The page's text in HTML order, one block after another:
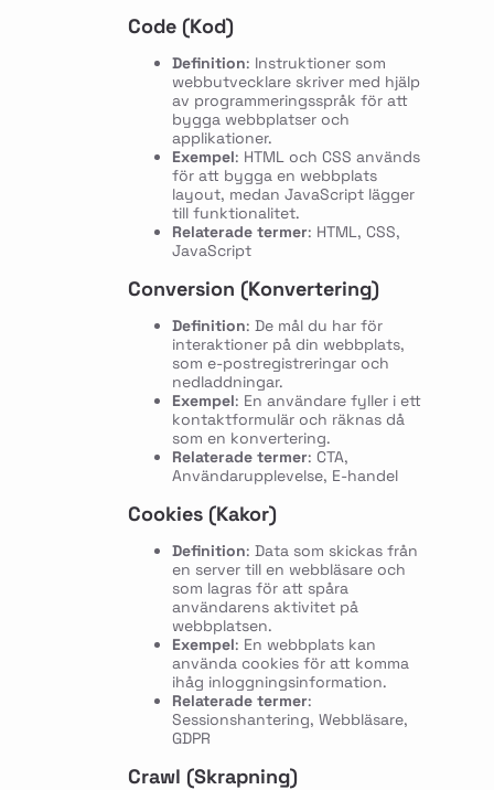
Code (Kod)
Definition: Instruktioner som
webbutvecklare skriver med hjälp
av programmeringsspråk för att
bygga webbplatser och
applikationer.
Exempel: HTML och CSS används
för att bygga en webbplats
layout, medan JavaScript lägger
till funktionalitet.
Relaterade termer: HTML, CSS,
JavaScript
Conversion (Konvertering)
Definition: De mål du har för
interaktioner på din webbplats,
som e-postregistreringar och
nedladdningar.
Exempel: En användare fyller i ett
kontaktformulär och räknas då
som en konvertering.
Relaterade termer: CTA,
Användarupplevelse, E-handel
Cookies (Kakor)
Definition: Data som skickas från
en server till en webbläsare och
som lagras för att spåra
användarens aktivitet på
webbplatsen.
Exempel: En webbplats kan
använda cookies för att komma
ihåg inloggningsinformation.
Relaterade termer:
Sessionshantering, Webbläsare,
GDPR
Crawl (Skrapning)